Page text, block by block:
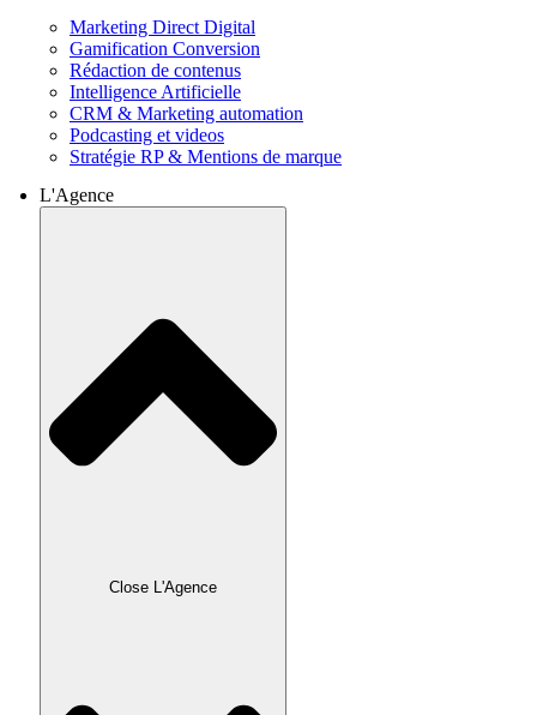
Marketing Direct Digital
Gamification Conversion
Rédaction de contenus
Intelligence Artificielle
CRM & Marketing automation
Podcasting et videos
Stratégie RP & Mentions de marque
L'Agence
Close L'Agence